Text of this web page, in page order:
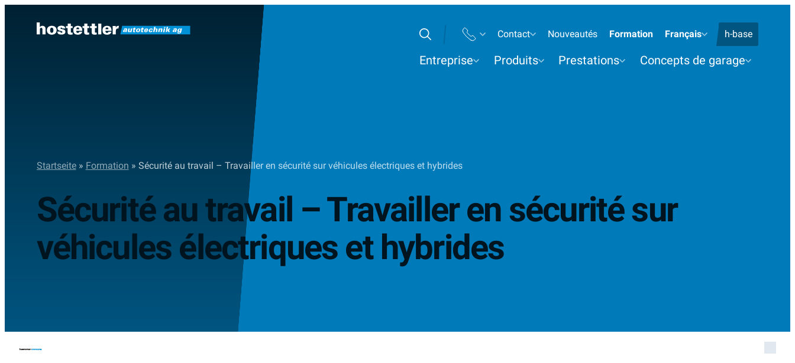
Rechercher
Sites téléphone
Contact Nouveautés Formation Français h-base
Entreprise Produits Prestations Concepts de garage
Startseite» Formation » Sécurité au travail – Travailler en sécurité sur véhicules électriques et hybrides
Sécurité au travail – Travailler en sécurité sur
véhicules électriques et hybrides